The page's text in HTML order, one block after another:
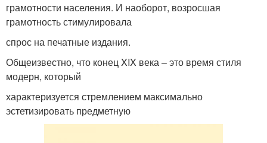
грамотности населения. И наоборот, возросшая
грамотность стимулировала
спрос на печатные издания.
Общеизвестно, что конец XIX века – это время стиля
модерн, который
характеризуется стремлением максимально
эстетизировать предметную